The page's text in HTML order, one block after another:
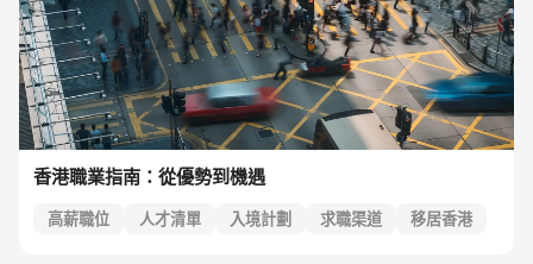
香港職業指南：從優勢到機遇
高薪職位 人才清單 入境計劃 求職渠道 移居香港